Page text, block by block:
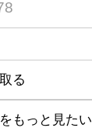
る
もっと見たい